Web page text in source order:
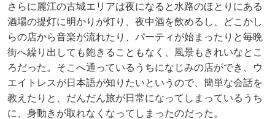
さらに麗江の古城エリアは夜になると水路のほとりにある
酒場の提灯に明かりが灯り、夜中酒を飲めるし、どこかし
らの店から音楽が流れたり、パーティが始まったりと毎晩
街へ繰り出しても飽きることもなく、風景もきれいなとこ
ろだった。そこへ通っているうちになじみの店ができ、ウ
エイトレスが日本語が知りたいというので、簡単な会話を
教えたりと、だんだん旅が日常になってしまっているうち
に、身動きが取れなくなってしまったのだった。